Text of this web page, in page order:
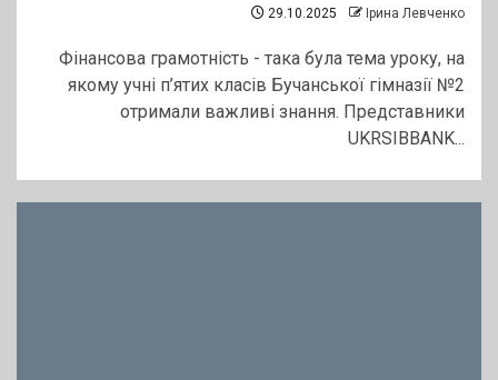
29.10.2025 Ірина Левченко
Фінансова грамотність - така була тема уроку, на
якому учні п’ятих класів Бучанської гімназії №2
отримали важливі знання. Представники
UKRSIBBANK...